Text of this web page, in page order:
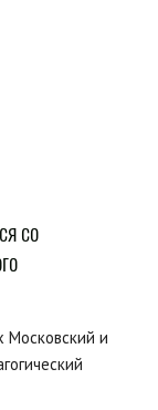
со
Московский и